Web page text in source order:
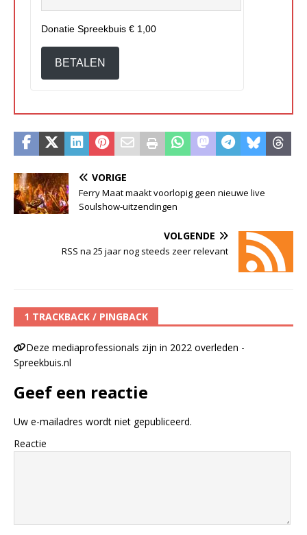
Donatie Spreekbuis € 1,00
BETALEN
VORIGE
Ferry Maat maakt voorlopig geen nieuwe live
Soulshow-uitzendingen
VOLGENDE
RSS na 25 jaar nog steeds zeer relevant
1 TRACKBACK / PINGBACK
Deze mediaprofessionals zijn in 2022 overleden -
Spreekbuis.nl
Geef een reactie
Uw e-mailadres wordt niet gepubliceerd.
Reactie